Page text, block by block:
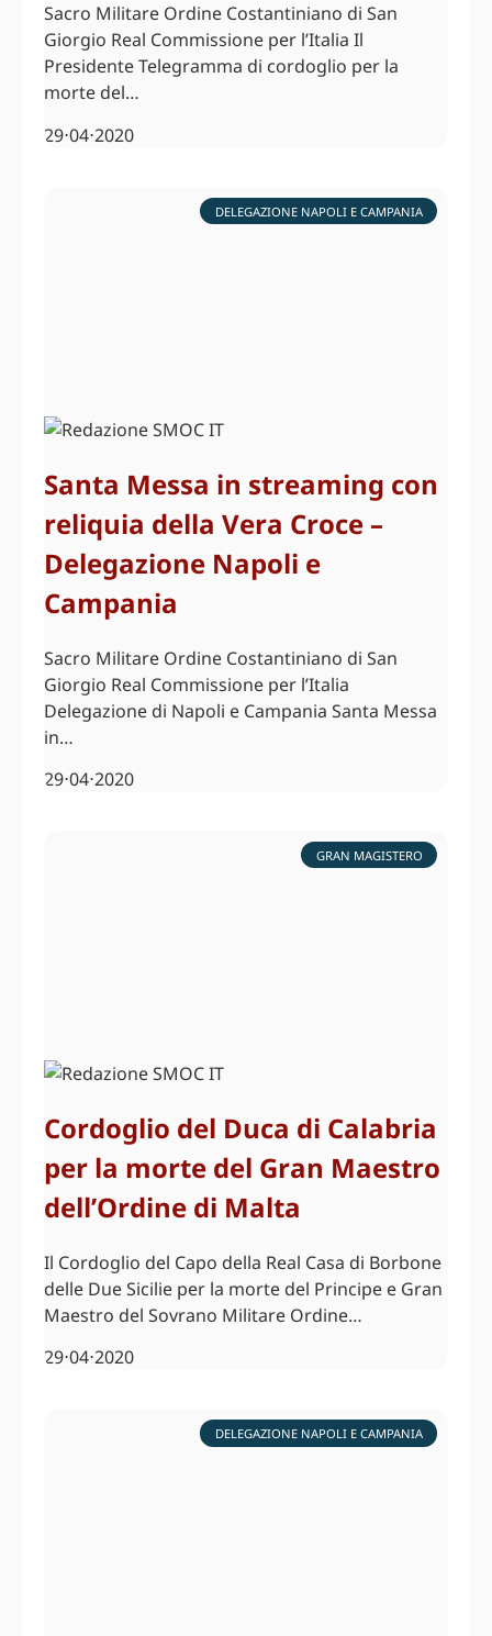
Sacro Militare Ordine Costantiniano di San
Giorgio Real Commissione per l’Italia Il
Presidente Telegramma di cordoglio per la
morte del…
29⋅04⋅2020
DELEGAZIONE NAPOLI E CAMPANIA
Santa Messa in streaming con
reliquia della Vera Croce –
Delegazione Napoli e
Campania
Sacro Militare Ordine Costantiniano di San
Giorgio Real Commissione per l’Italia
Delegazione di Napoli e Campania Santa Messa
in…
29⋅04⋅2020
GRAN MAGISTERO
Cordoglio del Duca di Calabria
per la morte del Gran Maestro
dell’Ordine di Malta
Il Cordoglio del Capo della Real Casa di Borbone
delle Due Sicilie per la morte del Principe e Gran
Maestro del Sovrano Militare Ordine…
29⋅04⋅2020
DELEGAZIONE NAPOLI E CAMPANIA